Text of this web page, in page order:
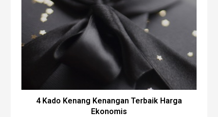
4 Kado Kenang Kenangan Terbaik Harga
Ekonomis